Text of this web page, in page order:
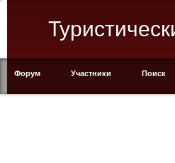
Форум Участники Поиск